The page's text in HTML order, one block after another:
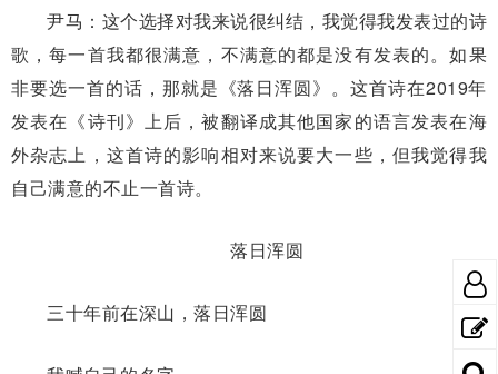
尹马：这个选择对我来说很纠结，我觉得我发表过的诗
歌，每一首我都很满意，不满意的都是没有发表的。如果
非要选一首的话，那就是《落日浑圆》。这首诗在2019年
发表在《诗刊》上后，被翻译成其他国家的语言发表在海
外杂志上，这首诗的影响相对来说要大一些，但我觉得我
自己满意的不止一首诗。
落日浑圆
三十年前在深山，落日浑圆